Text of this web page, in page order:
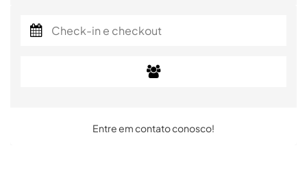
Entre em contato conosco!